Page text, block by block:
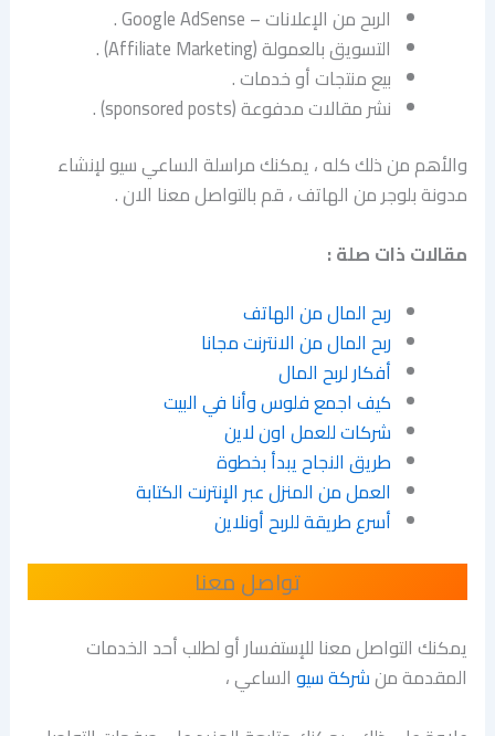
الربح من الإعلانات – Google AdSense .
التسويق بالعمولة (Affiliate Marketing) .
بيع منتجات أو خدمات .
نشر مقالات مدفوعة (sponsored posts) .
والأهم من ذلك كله ، يمكنك مراسلة الساعي سيو لإنشاء
مدونة بلوجر من الهاتف ، قم بالتواصل معنا الان .
مقالات ذات صلة :
ربح المال من الهاتف
ربح المال من الانترنت مجانا
أفكار لربح المال
كيف اجمع فلوس وأنا في البيت
شركات للعمل اون لاين
طريق النجاح يبدأ بخطوة
العمل من المنزل عبر الإنترنت الكتابة
أسرع طريقة للربح أونلاين
تواصل معنا
يمكنك التواصل معنا للإستفسار أو لطلب أحد الخدمات
المقدمة منشركة سيو الساعي ،